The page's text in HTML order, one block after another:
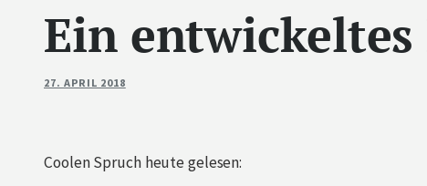
Ein
27. APRIL 2018
Coolen Spruch heute gelesen: